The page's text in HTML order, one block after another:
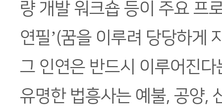
량 개발 워크숍 등이 주요 프
연필’(꿈을 이루려 당당하게
그 인연은 반드시 이루어진
유명한 법흥사는 예불, 공양,